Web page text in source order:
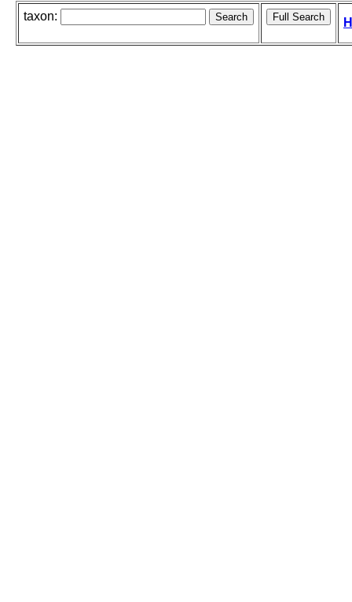
taxon: